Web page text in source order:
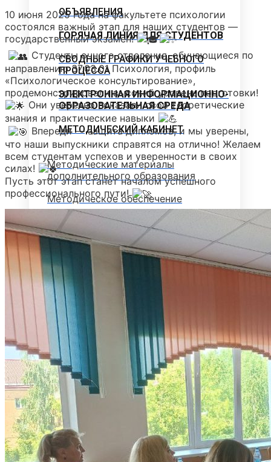
ОБЪЯВЛЕНИЯ
ГОРЯЧАЯ ЛИНИЯ ДЛЯ СТУДЕНТОВ
СВОДНЫЕ ГРАФИКИ УЧЕБНОГО
ПРОЦЕССА
ЭЛЕКТРОННАЯ ИНФОРМАЦИОННО-
ОБРАЗОВАТЕЛЬНАЯ СРЕДА
МЕТОДИЧЕСКИЙ КАБИНЕТ
Методические материалы
дополнительного образования
Методическое обеспечение
Рабочие программы
Рабочие программы практик
Объявления
Абитуриенту
ИНФОРМАЦИЯ ДЛЯ АБИТУРИЕНТОВ
ВЫСШЕЕ ОБРАЗОВАНИЕ
(БАКАЛАВРИАТ)
Перечень направлений и
вступительных испытаний
Стоимость обучения
10 июня 2025 года на факультете психологии
состоялся важный этап для наших студентов —
государственный экзамен!
Студенты очного отделения, обучающиеся по
направлению 37.03.01 Психология, профиль
«Психологическое консультирование»,
продемонстрировали высокий уровень подготовки!
Они уверенно показали свои теоретические
знания и практические навыки
Впереди — защита дипломов, и мы уверены,
что наши выпускники справятся на отлично! Желаем
всем студентам успехов и уверенности в своих
силах!
Пусть этот этап станет началом успешного
профессионального пути!